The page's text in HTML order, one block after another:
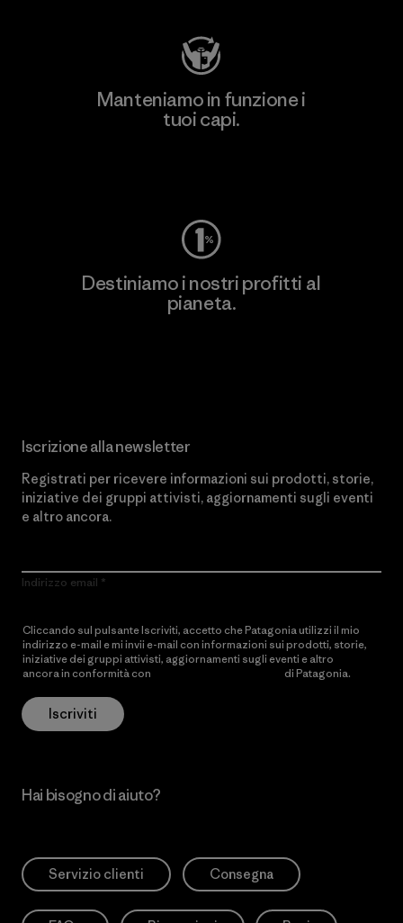
Manteniamo in funzione i
tuoi capi.
Destiniamo i nostri profitti al
pianeta.
Iscrizione alla newsletter
Registrati per ricevere informazioni sui prodotti, storie,
iniziative dei gruppi attivisti, aggiornamenti sugli eventi
e altro ancora.
Indirizzo email
Cliccando sul pulsante Iscriviti, accetto che Patagonia utilizzi il mio
indirizzo e-mail e mi invii e-mail con informazioni sui prodotti, storie,
iniziative dei gruppi attivisti, aggiornamenti sugli eventi e altro
ancora in conformità con
di Patagonia.
Iscriviti
Hai bisogno di aiuto?
Servizio clienti Consegna